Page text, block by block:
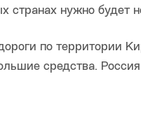
нужно будет
по территории
средства.